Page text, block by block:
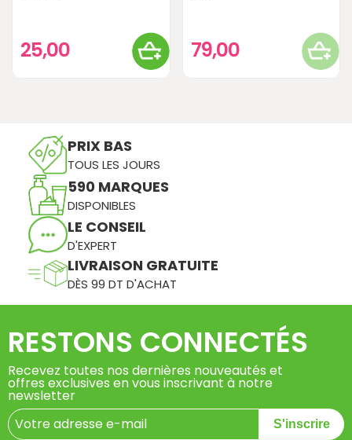
25,00 79,00
PRIX BAS
TOUS LES JOURS
590 MARQUES
DISPONIBLES
LE CONSEIL
D'EXPERT
LIVRAISON GRATUITE
DÈS 99 DT D'ACHAT
RESTONS CONNECTÉS
Recevez toutes nos dernières nouveautés et
offres exclusives en vous inscrivant à notre
newsletter
S'inscrire